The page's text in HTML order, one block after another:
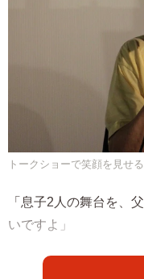
トークショーで笑顔を見せ
「息子2人の舞台を、
いですよ」
「『柄本家のゴドー』